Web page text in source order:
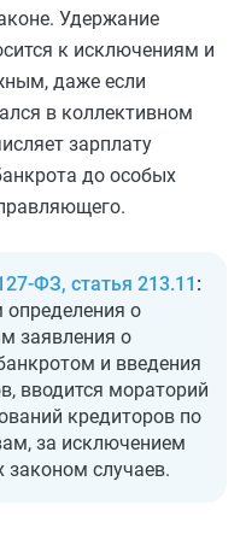
Удержание
к исключениям и
даже если
в коллективном
зарплату
до особых
ФЗ, статья 213.11 :
о
заявления о
и введения
вводится мораторий
кредиторов по
за исключением
случаев.